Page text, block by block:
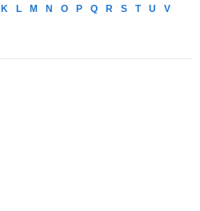
K L M N O P Q R S T U
V